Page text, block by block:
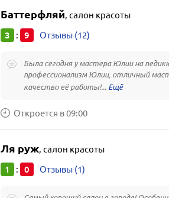
Баттерфляй, салон красоты
3 : 9 Отзывы (12)
Была сегодня у мастера Юлии на
профессионализм Юлии, отличный
качество её работы!...
Откроется в 09:00
Ля руж, салон красоты
1 : 0 Отзывы (1)